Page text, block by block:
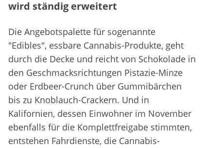
wird ständig erweitert
Die Angebotspalette für sogenannte
"Edibles", essbare Cannabis-Produkte, geht
durch die Decke und reicht von Schokolade in
den Geschmacksrichtungen Pistazie-Minze
oder Erdbeer-Crunch über Gummibärchen
bis zu Knoblauch-Crackern. Und in
Kalifornien, dessen Einwohner im November
ebenfalls für die Komplettfreigabe stimmten,
entstehen Fahrdienste, die Cannabis-